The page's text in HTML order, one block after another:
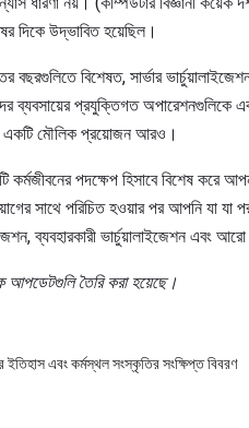
দিকে উদ্ভাবিত হয়েছিল।
বিশেষত, সার্ভার
ব্যবসায়ের প্রযুক্তিগত অপারেশনগুলিকে
একটি মৌলিক প্রয়োজন আরও।
কর্মজীবনের পদক্ষেপ হিসাবে বিশেষ করে
সাথে পরিচিত হওয়ার পর আপনি যা যা
ব্যবহারকারী ভার্চুয়ালাইজেশন এবং
আপডেটগুলি তৈরি করা হয়েছে।
এবং কর্মস্থল সংস্কৃতির সংক্ষিপ্ত বিবরণ